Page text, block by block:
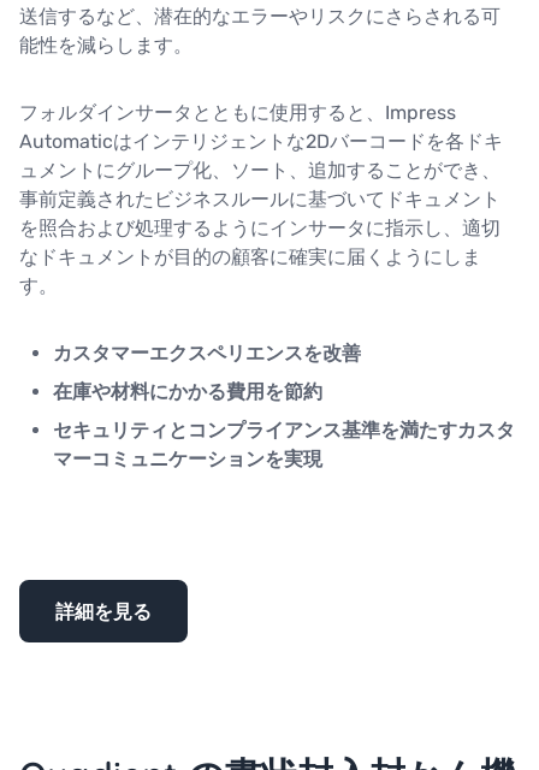
送信するなど、潜在的なエラーやリスクにさらされる可
能性を減らします。
フォルダインサータとともに使用すると、Impress
Automaticはインテリジェントな2Dバーコードを各ドキ
ュメントにグループ化、ソート、追加することができ、
事前定義されたビジネスルールに基づいてドキュメント
を照合および処理するようにインサータに指示し、適切
なドキュメントが目的の顧客に確実に届くようにしま
す。
カスタマーエクスペリエンスを改善
在庫や材料にかかる費用を節約
セキュリティとコンプライアンス基準を満たすカスタ
マーコミュニケーションを実現
詳細を見る